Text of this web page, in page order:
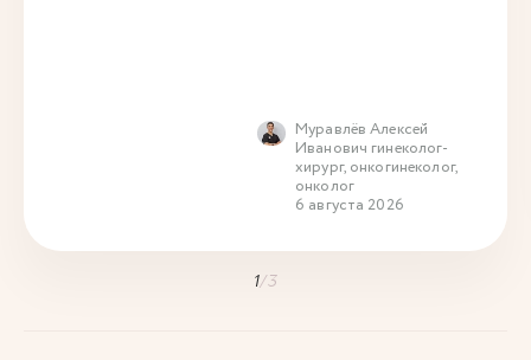
Муравлёв Алексей
Иванович гинеколог-
хирург, онкогинеколог,
онколог
6 августа 2026
1/3